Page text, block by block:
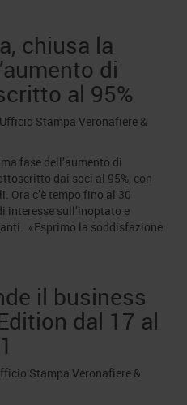
chiusa la
di
al 95%
Ufficio Stampa Veronafiere &
fase dell’aumento di
dai soci al 95%, con
Ora c’è tempo fino al 30
interesse sull’inoptato e
«Esprimo la soddisfazione
il business
dal 17 al
Stampa Veronafiere &